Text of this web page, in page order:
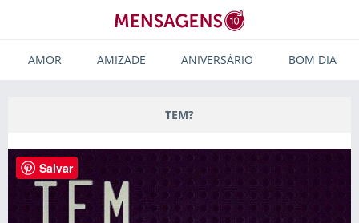
AMOR AMIZADE ANIVERSÁRIO BOM DIA
TEM?
Salvar